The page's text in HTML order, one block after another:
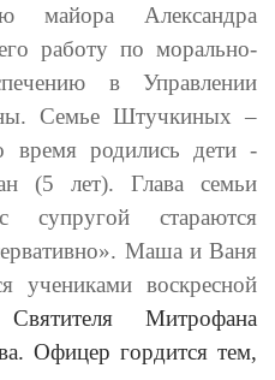
майора Александра
работу по морально-
в Управлении
Семье Штучкиных –
время родились дети -
(5 лет). Глава семьи
стараются
Маша и Ваня
учениками воскресной
Митрофана
Офицер гордится тем,